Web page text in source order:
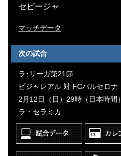
セビージャ
マッチデータ
次の試合
ラ･リーガ第21節
ビジャレアル 対 FCバルセロナ
2月12日（日）29時（日本時間）
ラ・セラミカ